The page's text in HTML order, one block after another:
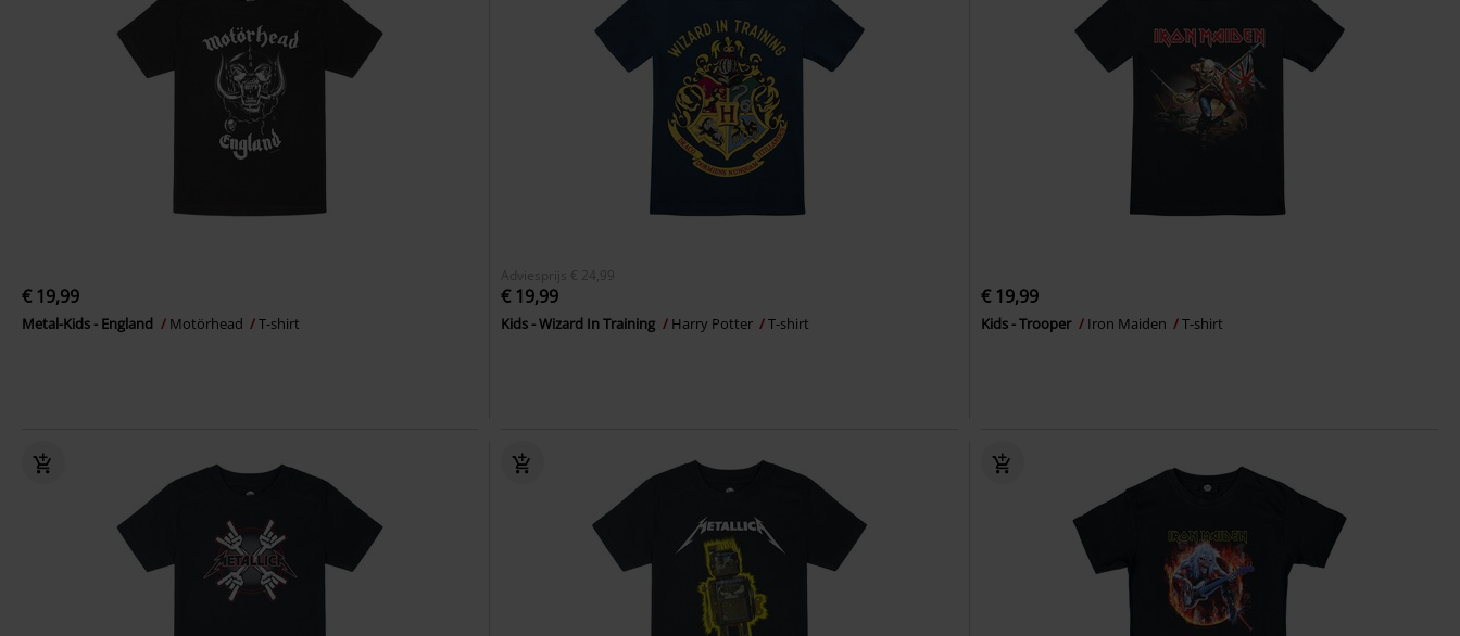
€ 19,99
Metal-Kids - England Motörhead T-shirt
Adviesprijs € 24,99
€ 19,99
Kids - Wizard In Training Harry Potter T-shirt
€ 19,99
Kids - Trooper Iron Maiden T-shirt